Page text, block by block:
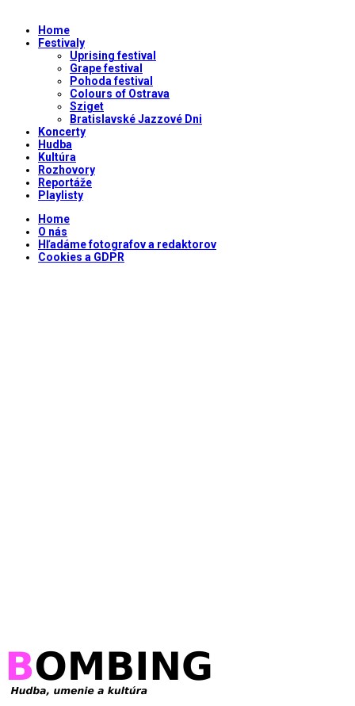
Home
Festivaly
Uprising festival
Grape festival
Pohoda festival
Colours of Ostrava
Sziget
Bratislavské Jazzové Dni
Koncerty
Hudba
Kultúra
Rozhovory
Reportáže
Playlisty
Home
O nás
Hľadáme fotografov a redaktorov
Cookies a GDPR